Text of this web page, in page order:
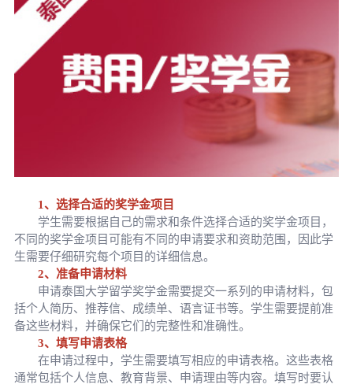
1、选择合适的奖学金项目
学生需要根据自己的需求和条件选择合适的奖学金项目，
不同的奖学金项目可能有不同的申请要求和资助范围，因此学
生需要仔细研究每个项目的详细信息。
2、准备申请材料
申请泰国大学留学奖学金需要提交一系列的申请材料，包
括个人简历、推荐信、成绩单、语言证书等。学生需要提前准
备这些材料，并确保它们的完整性和准确性。
3、填写申请表格
在申请过程中，学生需要填写相应的申请表格。这些表格
通常包括个人信息、教育背景、申请理由等内容。填写时要认